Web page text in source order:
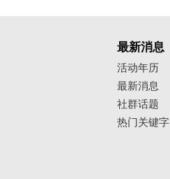
最新消息
活动年历
最新消息
社群话题
热门关键字